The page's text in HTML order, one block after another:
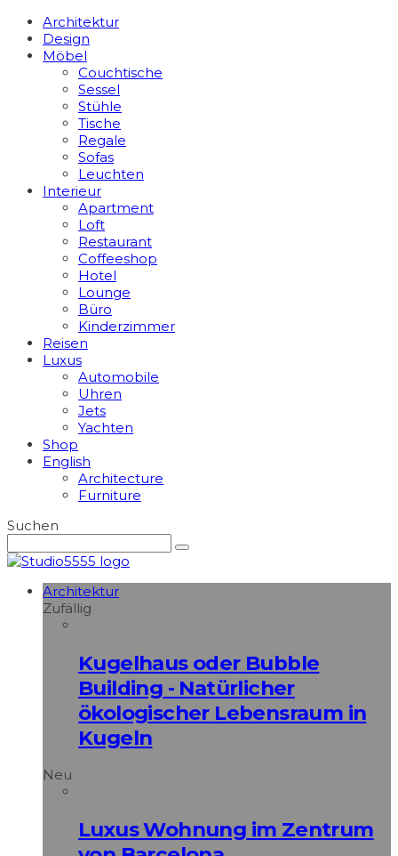
Architektur
Design
Möbel
Couchtische
Sessel
Stühle
Tische
Regale
Sofas
Leuchten
Interieur
Apart­ment
Loft
Restaurant
Coffeeshop
Hotel
Lounge
Büro
Kinderzimmer
Reisen
Luxus
Automobile
Uhren
Jets
Yachten
Shop
English
Architecture
Furniture
Suchen
Architektur
Zufällig
Kugelhaus oder Bubble
Building - Natürlicher
ökologischer Lebensraum in
Kugeln
Neu
Luxus Wohnung im Zentrum